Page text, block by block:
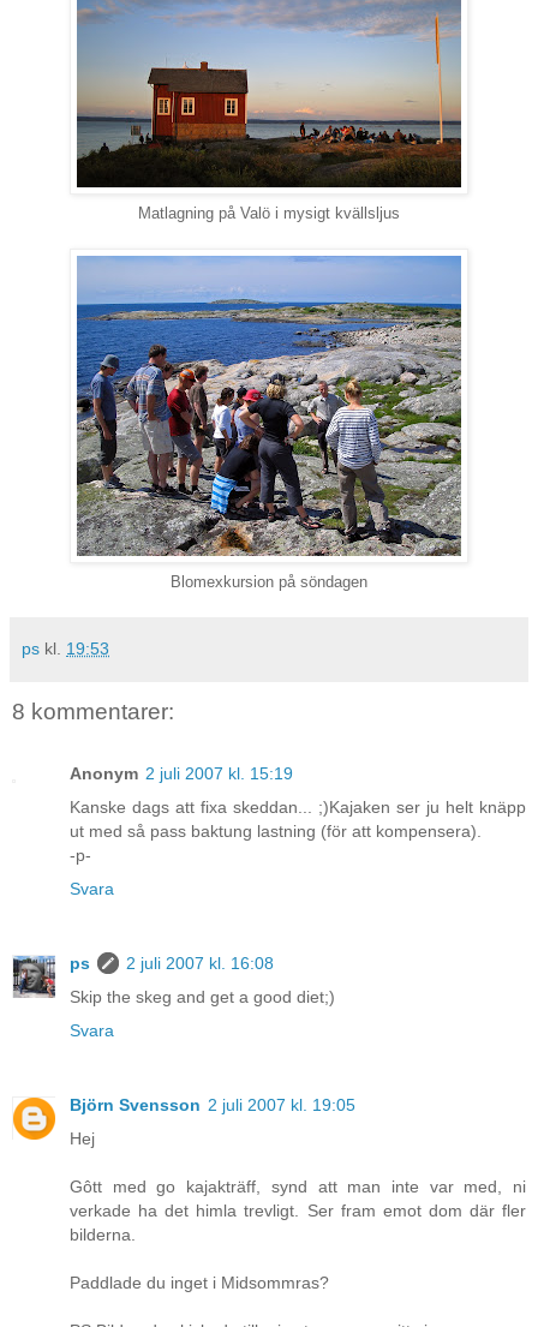
Matlagning på Valö i mysigt kvällsljus
Blomexkursion på söndagen
ps kl. 19:53
8 kommentarer:
Anonym 2 juli 2007 kl. 15:19
Kanske dags att fixa skeddan... ;)Kajaken ser ju helt knäpp
ut med så pass baktung lastning (för att kompensera).
-p-
Svara
ps
2 juli 2007 kl. 16:08
Skip the skeg and get a good diet;)
Svara
Björn Svensson 2 juli 2007 kl. 19:05
Hej
Gôtt med go kajakträff, synd att man inte var med, ni
verkade ha det himla trevligt. Ser fram emot dom där fler
bilderna.
Paddlade du inget i Midsommras?